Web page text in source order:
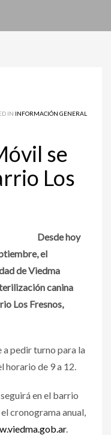
IN INFORMACIÓN GENERAL
se
Los
Desde hoy
el
de Viedma
canina
Los Fresnos,
a pedir turno para la
horario de 9 a 12.
en el barrio
cronograma anual,
.